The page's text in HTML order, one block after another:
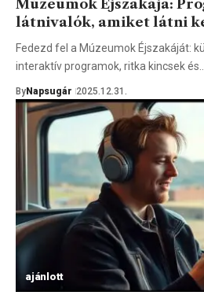
Múzeumok Éjszakája:
látnivalók, amiket látni
Fedezd fel a Múzeumok Éjszakáját:
interaktív programok, ritka kincsek és…
ByNapsugár 2025.12.31.
ajánlott